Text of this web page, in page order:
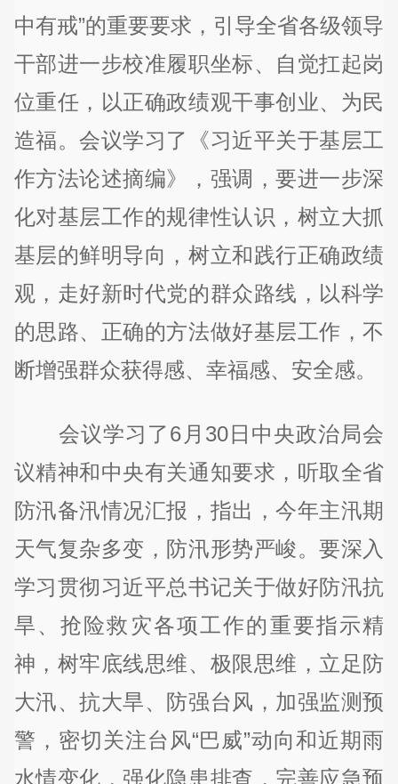
中有戒”的重要要求，引导全省各级领导
干部进一步校准履职坐标、自觉扛起岗
位重任，以正确政绩观干事创业、为民
造福。会议学习了《习近平关于基层工
作方法论述摘编》，强调，要进一步深
化对基层工作的规律性认识，树立大抓
基层的鲜明导向，树立和践行正确政绩
观，走好新时代党的群众路线，以科学
的思路、正确的方法做好基层工作，不
断增强群众获得感、幸福感、安全感。
会议学习了6月30日中央政治局会
议精神和中央有关通知要求，听取全省
防汛备汛情况汇报，指出，今年主汛期
天气复杂多变，防汛形势严峻。要深入
学习贯彻习近平总书记关于做好防汛抗
旱、抢险救灾各项工作的重要指示精
神，树牢底线思维、极限思维，立足防
大汛、抗大旱、防强台风，加强监测预
警，密切关注台风“巴威”动向和近期雨
水情变化，强化隐患排查，完善应急预